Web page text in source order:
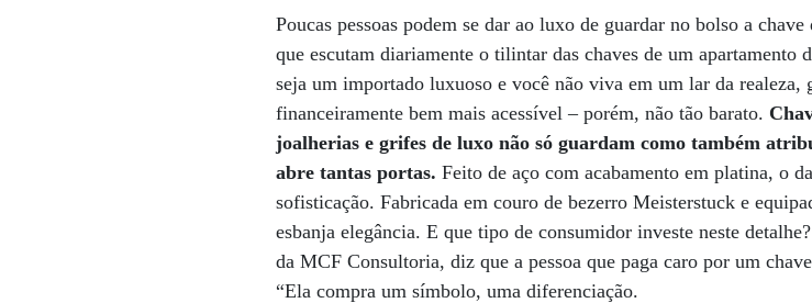
Poucas pessoas podem se dar ao luxo de guardar no bolso a
que escutam diariamente o tilintar das chaves de um apartamento
seja um importado luxuoso e você não viva em um lar da realeza,
financeiramente bem mais acessível – porém, não tão barato.
joalherias e grifes de luxo não só guardam como também
abre tantas portas.Feito de aço com acabamento em platina, o
sofisticação. Fabricada em couro de bezerro Meisterstuck e
esbanja elegância. E que tipo de consumidor investe neste
da MCF Consultoria, diz que a pessoa que paga caro por um
“Ela compra um símbolo, uma diferenciação.